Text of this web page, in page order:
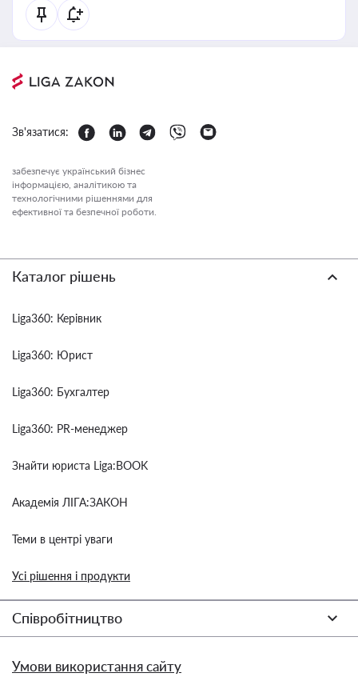
Зв'язатися:
забезпечує український бізнес
інформацією, аналітикою та
технологічними рішеннями для
ефективної та безпечної роботи.
Каталог рішень
Liga360: Керівник
Liga360: Юрист
Liga360: Бухгалтер
Liga360: PR-менеджер
Знайти юриста Liga:BOOK
Академія ЛІГА:ЗАКОН
Теми в центрі уваги
Усі рішення і продукти
Співробітництво
Умови використання сайту